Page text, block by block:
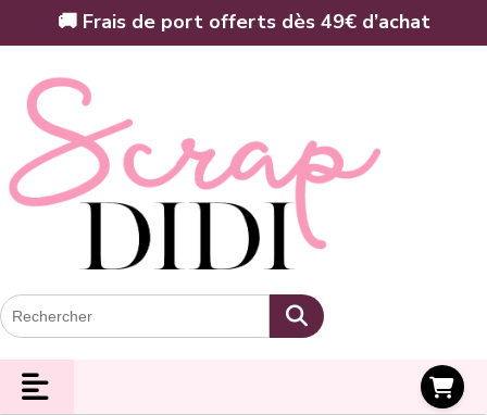
🚚 Frais de port offerts dès 49€ d’achat